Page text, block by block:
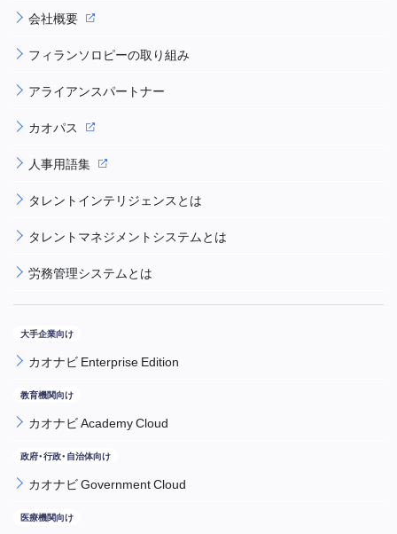
会社概要
フィランソロピーの取り組み
アライアンスパートナー
カオパス
人事用語集
タレントインテリジェンスとは
タレントマネジメントシステムとは
労務管理システムとは
カオナビ Enterprise Edition
カオナビ Academy Cloud
カオナビ Government Cloud